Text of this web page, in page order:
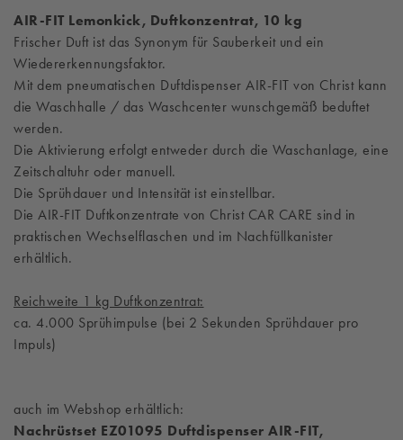
AIR-FIT Lemonkick, Duftkonzentrat, 10 kg
Frischer Duft ist das Synonym für Sauberkeit und ein
Wiedererkennungsfaktor.
Mit dem pneumatischen Duftdispenser AIR-FIT von Christ kann
die Waschhalle / das Waschcenter wunschgemäß beduftet
werden.
Die Aktivierung erfolgt entweder durch die Waschanlage, eine
Zeitschaltuhr oder manuell.
Die Sprühdauer und Intensität ist einstellbar.
Die AIR-FIT Duftkonzentrate von Christ CAR CARE sind in
praktischen Wechselflaschen und im Nachfüllkanister
erhältlich.
Reichweite 1 kg Duftkonzentrat:
ca. 4.000 Sprühimpulse (bei 2 Sekunden Sprühdauer pro
Impuls)
auch im Webshop erhältlich:
Nachrüstset EZ01095 Duftdispenser AIR-FIT,